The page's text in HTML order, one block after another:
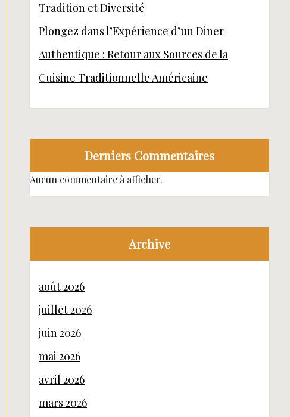
Tradition et Diversité
Plongez dans l’Expérience d’un Diner
Authentique : Retour aux Sources de la
Cuisine Traditionnelle Américaine
Derniers Commentaires
Aucun commentaire à afficher.
Archive
août 2026
juillet 2026
juin 2026
mai 2026
avril 2026
mars 2026